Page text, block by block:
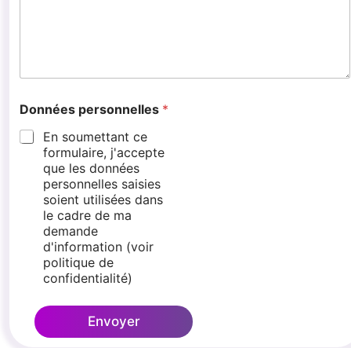
Données personnelles *
En soumettant ce
formulaire, j'accepte
que les données
personnelles saisies
soient utilisées dans
le cadre de ma
demande
d'information (voir
politique de
confidentialité)
Envoyer